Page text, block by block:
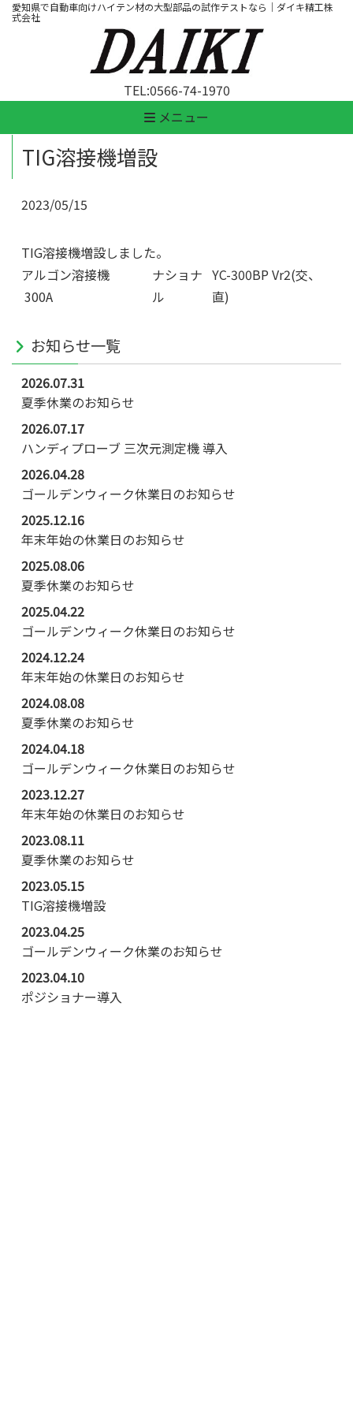
愛知県で自動車向けハイテン材の大型部品の試作テストなら｜ダイキ精工株
式会社
TEL:0566-74-1970
メニュー
TIG溶接機増設
2023/05/15
TIG溶接機増設しました。
アルゴン溶接機
300A
ナショナ
ル
YC-300BP Vr2(交、
直)
お知らせ一覧
2026.07.31
夏季休業のお知らせ
2026.07.17
ハンディプローブ 三次元測定機 導入
2026.04.28
ゴールデンウィーク休業日のお知らせ
2025.12.16
年末年始の休業日のお知らせ
2025.08.06
夏季休業のお知らせ
2025.04.22
ゴールデンウィーク休業日のお知らせ
2024.12.24
年末年始の休業日のお知らせ
2024.08.08
夏季休業のお知らせ
2024.04.18
ゴールデンウィーク休業日のお知らせ
2023.12.27
年末年始の休業日のお知らせ
2023.08.11
夏季休業のお知らせ
2023.05.15
TIG溶接機増設
2023.04.25
ゴールデンウィーク休業のお知らせ
2023.04.10
ポジショナー導入